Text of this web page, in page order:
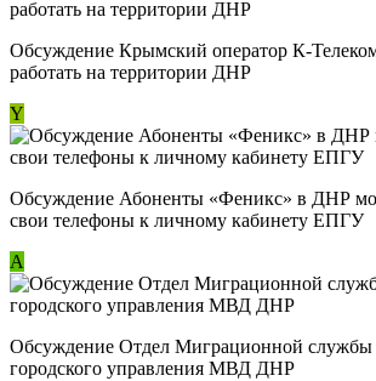
Обсуждение Крымский оператор К-
работать на территории ДНР
Y
Обсуждение ​Абоненты «Феникс» в ДНР
свои телефоны к личному кабинету ЕПГУ
А
Обсуждение Отдел Миграционной службы
городского управления МВД ДНР